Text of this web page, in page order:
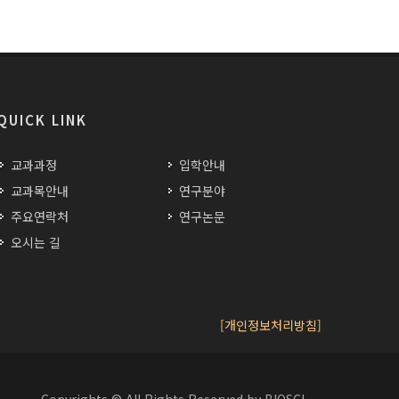
LINK
교과과정
교과목안내
주요연락처
오시는 길
입학안내
연구분야
연구논문
[개인정보처리방침]